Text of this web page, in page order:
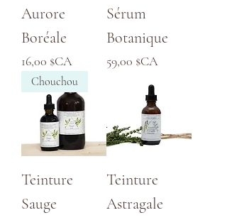
Aurore
Boréale
Prix
16,00 $CA
Sérum
Botanique
Prix
59,00 $CA
Chouchou
Teinture
Sauge
Teinture
Astragale